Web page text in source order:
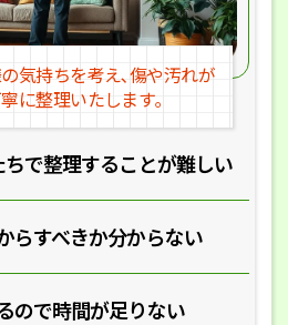
で整理することが難しい
らすべきか分からない
ので時間が足りない
気持ちを考え､傷や汚れが
に整理いたします｡